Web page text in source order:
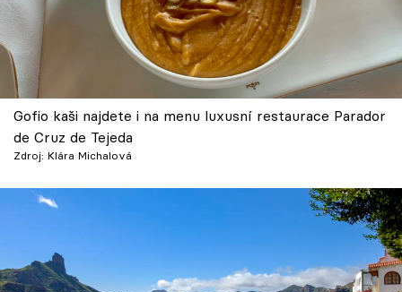
Gofio kaši najdete i na menu luxusní restaurace Parador
de Cruz de Tejeda
Zdroj: Klára Michalová